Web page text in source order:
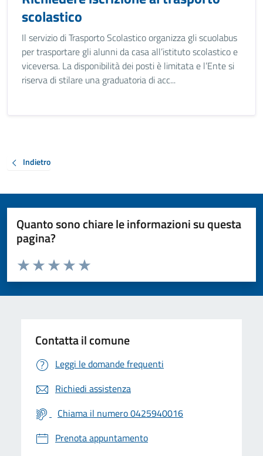
scolastico
Il servizio di Trasporto Scolastico organizza gli scuolabus
per trasportare gli alunni da casa all’istituto scolastico e
viceversa. La disponibilità dei posti è limitata e l’Ente si
riserva di stilare una graduatoria di acc...
Indietro
Quanto sono chiare le informazioni su questa
pagina?
Valuta da 1 a 5 stelle la pagina
Valuta 5 stelle su 5
Valuta 4 stelle su 5
Valuta 3 stelle su 5
Valuta 2 stelle su 5
Valuta 1 stelle su 5
Contatta il comune
Leggi le domande frequenti
Richiedi assistenza
Chiama il numero 0425940016
Prenota appuntamento